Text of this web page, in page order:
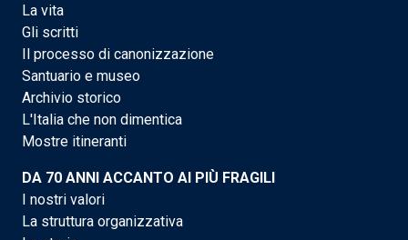
La vita
Gli scritti
Il processo di canonizzazione
Santuario e museo
Archivio storico
L'Italia che non dimentica
Mostre itineranti
DA 70 ANNI ACCANTO AI PIÙ FRAGILI
I nostri valori
La struttura organizzativa